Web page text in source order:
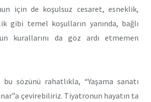
için de koşulsuz cesaret, esneklik,
gibi temel koşulların yanında, bağlı
kurallarını da göz ardı etmemen
bu sözünü rahatlıkla, “Yaşama sanatı
çevirebiliriz. Tiyatronun hayatın ta